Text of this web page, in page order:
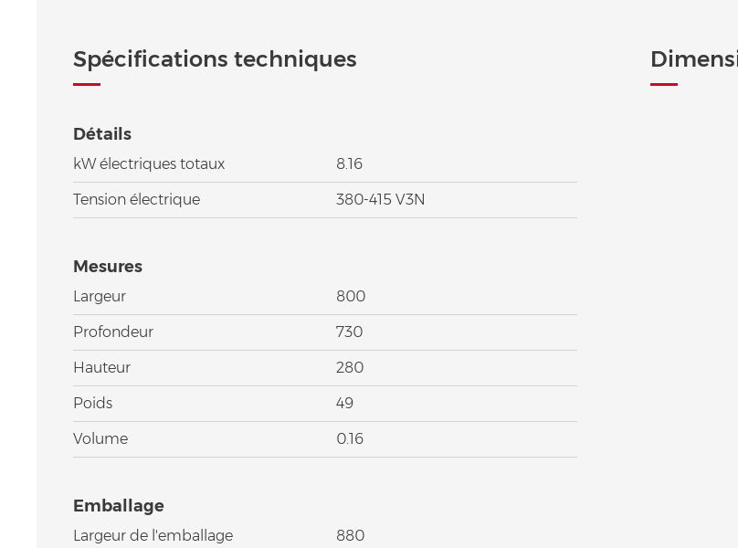
Spécifications techniques
Détails
kW électriques totaux 8.16
Tension électrique 380-415 V3N
Mesures
Largeur 800
Profondeur 730
Hauteur 280
Poids 49
Volume 0.16
Emballage
Largeur de l'emballage 880